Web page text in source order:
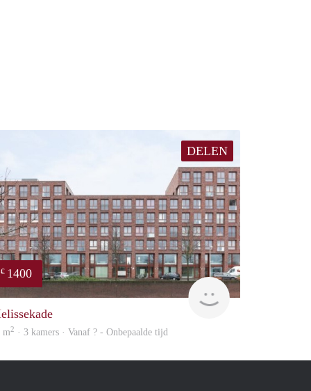
DELEN
€ 1400
finder
m2 · 3 kamers · Vanaf ? - Onbepaalde tijd